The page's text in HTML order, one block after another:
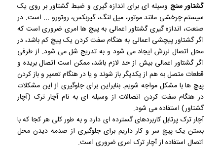
گشتاور سنج وسیله ای برای اندازه گیری و ضبط گشتاور بر روی یک
سیستم چرخشی مانند موتور، میل لنگ، گیربکس، روتورو ... است. در
صنعت، اندازه گیری گشتاور اعمالی به پیچ ها امری ضروری است که
اگر گشتاور پیچشی اعمالی به هنگام سفت کردن یک پیچ کم باشد، در
محل اتصال لرزش ایجاد می شود و به تدریج شل می شود. از طرفی
اگر گشتاور اعمالی بیش از حد لازم باشد، ممکن است اتصال بریده و
قطعات متصل به هم از یکدیگر باز شوند و یا در هنگام تعمیر و باز کردن
پیچ ها با مشکل مواجه شویم. بنابراین برای جلوگیری از این مشکلات
در هنگام سفت کردن اتصالات از وسیله ای به نام آچار ترک (آچار
گشتاور) استفاده می شود.
آچار ترک پرتابل کاربردهای گسترده ای دارد و به طور کلی هر کجا که با
بستن یک پیچ سر و کار داریم برای جلوگیری از صدمه دیدن محل
اتصال استفاده از آچار ترک امری ضروری است.